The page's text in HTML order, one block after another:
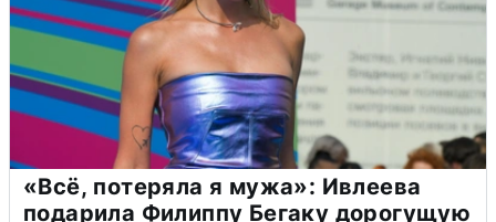
«Всё, потеряла я мужа»: Ивлеева
подарила Филиппу Бегаку дорогущую